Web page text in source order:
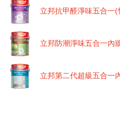
立邦抗甲醛淨味五合一
立邦防潮淨味五合一內
立邦第二代超級五合一